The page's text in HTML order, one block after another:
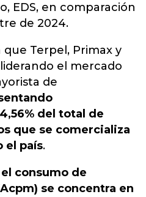
EDS, en comparación
de 2024.
Terpel, Primax y
el mercado
de
del total de
que se comercializa
el país.
consumo de
se concentra en